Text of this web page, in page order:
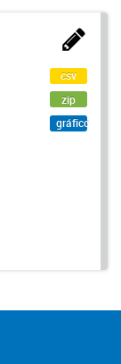
csv
zip
gráfico